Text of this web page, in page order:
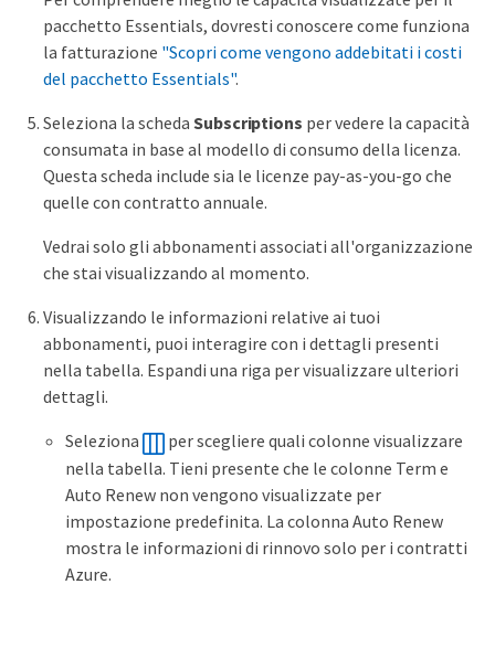
pacchetto Essentials, dovresti conoscere come funziona
la fatturazione "Scopri come vengono addebitati i costi
del pacchetto Essentials".
Seleziona la scheda Subscriptions per vedere la capacità
consumata in base al modello di consumo della licenza.
Questa scheda include sia le licenze pay-as-you-go che
quelle con contratto annuale.
Vedrai solo gli abbonamenti associati all'organizzazione
che stai visualizzando al momento.
Visualizzando le informazioni relative ai tuoi
abbonamenti, puoi interagire con i dettagli presenti
nella tabella. Espandi una riga per visualizzare ulteriori
dettagli.
Seleziona
per scegliere quali colonne visualizzare
nella tabella. Tieni presente che le colonne Term e
Auto Renew non vengono visualizzate per
impostazione predefinita. La colonna Auto Renew
mostra le informazioni di rinnovo solo per i contratti
Azure.